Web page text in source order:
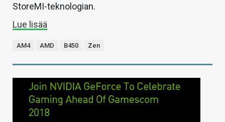
StoreMI-teknologian.
Lue lisää
AM4 AMD B450 Zen